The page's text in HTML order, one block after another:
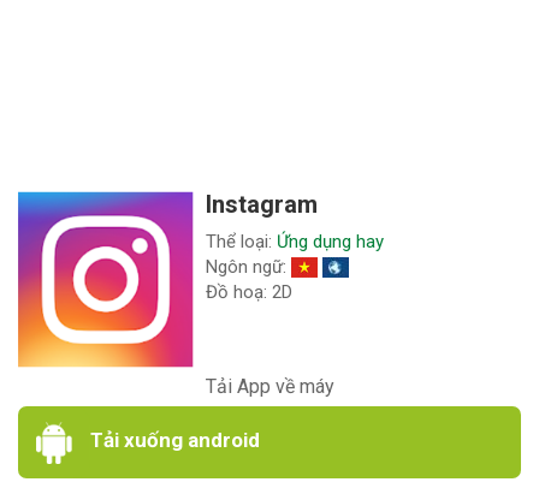
Instagram
Thể loại: Ứng dụng hay
Ngôn ngữ:
Đồ hoạ: 2D
Tải App về máy
Tải xuống android